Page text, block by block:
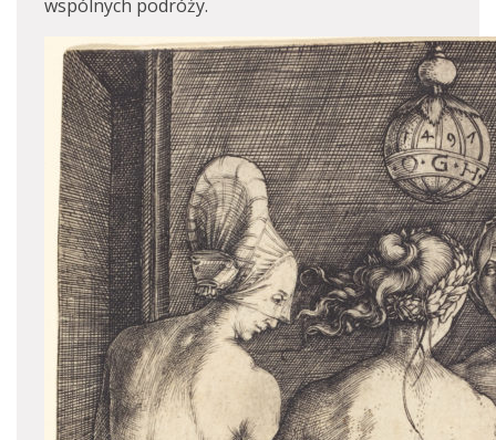
wspólnych podróży.